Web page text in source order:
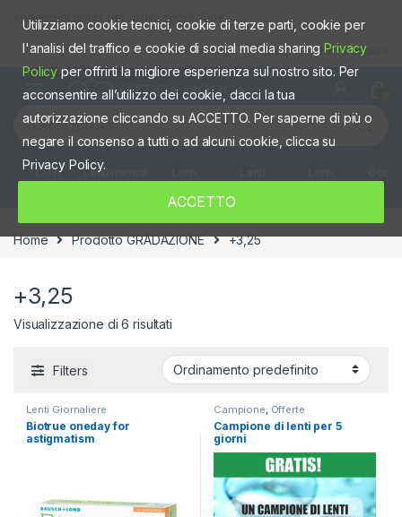
Spedizioni gratis per ordini sopra 100€
Negozio fisico Shop Mio account
Cerca:
Lenti
Lenti mensili
Home Prodotto GRADAZIONE +3,25
+3,25
Visualizzazione di 6 risultati
Filters
Lenti Giornaliere
Biotrue oneday for
astigmatism
Campione Offerte
Campione di lenti per 5
giorni
Utilizziamo cookie tecnici, cookie di terze parti, cookie per
l'analisi del traffico e cookie di social media sharingPrivacy
Policy per offrirti la migliore esperienza sul nostro sito. Per
acconsentire all’utilizzo dei cookie, dacci la tua
autorizzazione cliccando su ACCETTO. Per saperne di più o
negare il consenso a tutti o ad alcuni cookie, clicca su
Privacy Policy.
ACCETTO